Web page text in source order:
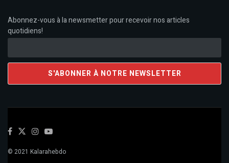
Abonnez-vous à la newsmetter pour recevoir nos articles
quotidiens!
© 2021 Kalarahebdo